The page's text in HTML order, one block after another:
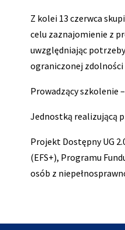
Z kolei 13 czerwca
celu zaznajomienie z
uwzględniając
ograniczonej zdolności
Prowadzący szkolenie
Jednostką realizującą
Projekt Dostępny UG
(EFS+), Programu
osób z